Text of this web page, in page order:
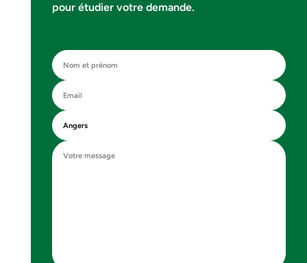
pour étudier votre demande.